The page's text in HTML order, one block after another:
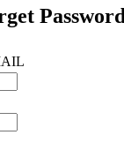
Password